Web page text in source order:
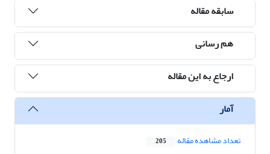
سابقه مقاله
هم رسانی
ارجاع به این مقاله
آمار
تعداد مشاهده مقاله 205